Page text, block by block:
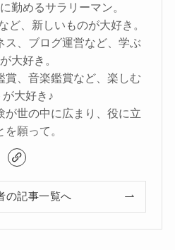
勤めるサラリーマン。
ど、新しいものが大好き。
ス、ブログ運営など、学ぶ
大好き。
賞、音楽鑑賞など、楽しむ
が大好き♪
が世の中に広まり、役に立
を願って。
の記事一覧へ